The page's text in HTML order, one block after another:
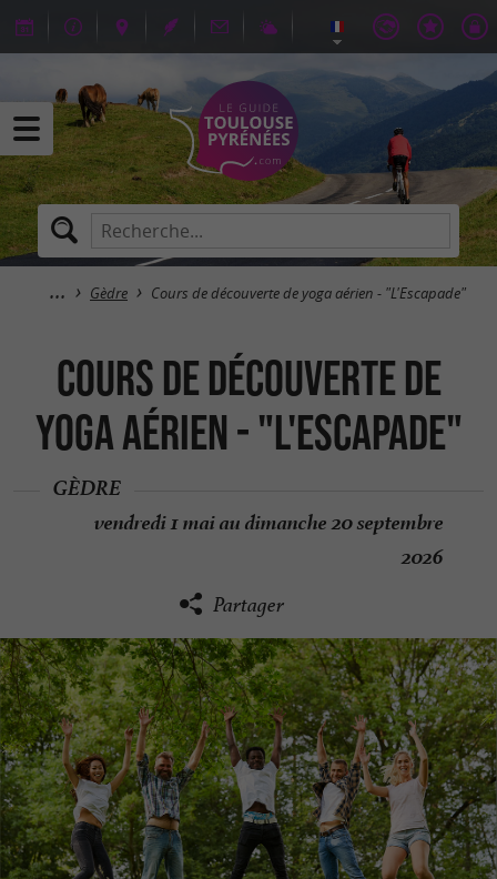
Gèdre Cours de découverte de yoga aérien - "L'Escapade"
Cours de découverte de
yoga aérien - "L'Escapade"
GÈDRE
vendredi 1 mai au dimanche 20 septembre
2026
Partager